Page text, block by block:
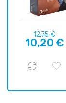
Precio
regular
12,75 €
10,20 €